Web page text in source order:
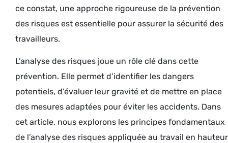
ce constat, une approche rigoureuse de la prévention
des risques est essentielle pour assurer la sécurité des
travailleurs.
L’analyse des risques joue un rôle clé dans cette
prévention. Elle permet d’identifier les dangers
potentiels, d’évaluer leur gravité et de mettre en place
des mesures adaptées pour éviter les accidents. Dans
cet article, nous explorons les principes fondamentaux
de l’analyse des risques appliquée au travail en